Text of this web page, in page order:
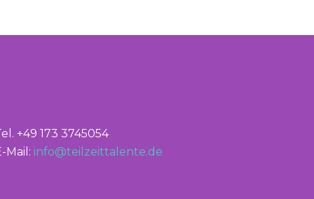
+49 173 3745054
Mail: info@teilzeittalente.de